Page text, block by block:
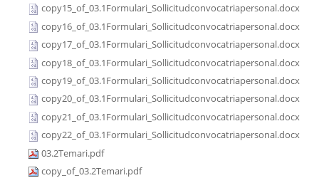
copy15_of_03.1Formulari_Sollicitudconvocatriapersonal.docx
copy16_of_03.1Formulari_Sollicitudconvocatriapersonal.docx
copy17_of_03.1Formulari_Sollicitudconvocatriapersonal.docx
copy18_of_03.1Formulari_Sollicitudconvocatriapersonal.docx
copy19_of_03.1Formulari_Sollicitudconvocatriapersonal.docx
copy20_of_03.1Formulari_Sollicitudconvocatriapersonal.docx
copy21_of_03.1Formulari_Sollicitudconvocatriapersonal.docx
copy22_of_03.1Formulari_Sollicitudconvocatriapersonal.docx
03.2Temari.pdf
copy_of_03.2Temari.pdf